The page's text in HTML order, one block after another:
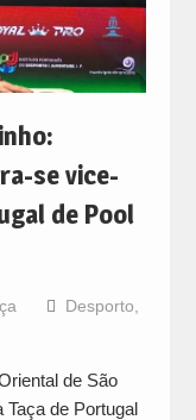
se vice-
de Pool
Desporto
de São
de Portugal